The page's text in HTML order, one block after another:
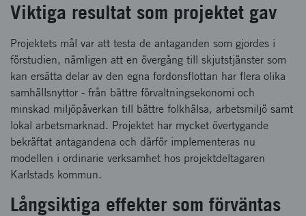
Viktiga resultat som projektet gav
Projektets mål var att testa de antaganden som gjordes i
förstudien, nämligen att en övergång till skjutstjänster som
kan ersätta delar av den egna fordonsflottan har flera olika
samhällsnyttor - från bättre förvaltningsekonomi och
minskad miljöpåverkan till bättre folkhälsa, arbetsmiljö samt
lokal arbetsmarknad. Projektet har mycket övertygande
bekräftat antagandena och därför implementeras nu
modellen i ordinarie verksamhet hos projektdeltagaren
Karlstads kommun.
Långsiktiga effekter som förväntas